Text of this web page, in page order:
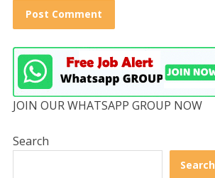
JOIN OUR WHATSAPP GROUP NOW
Search
Search